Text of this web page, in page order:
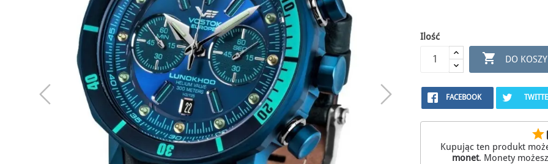
Ilość
 DO
FACEBOOK
star
Kupując ten produkt
monet. Monety